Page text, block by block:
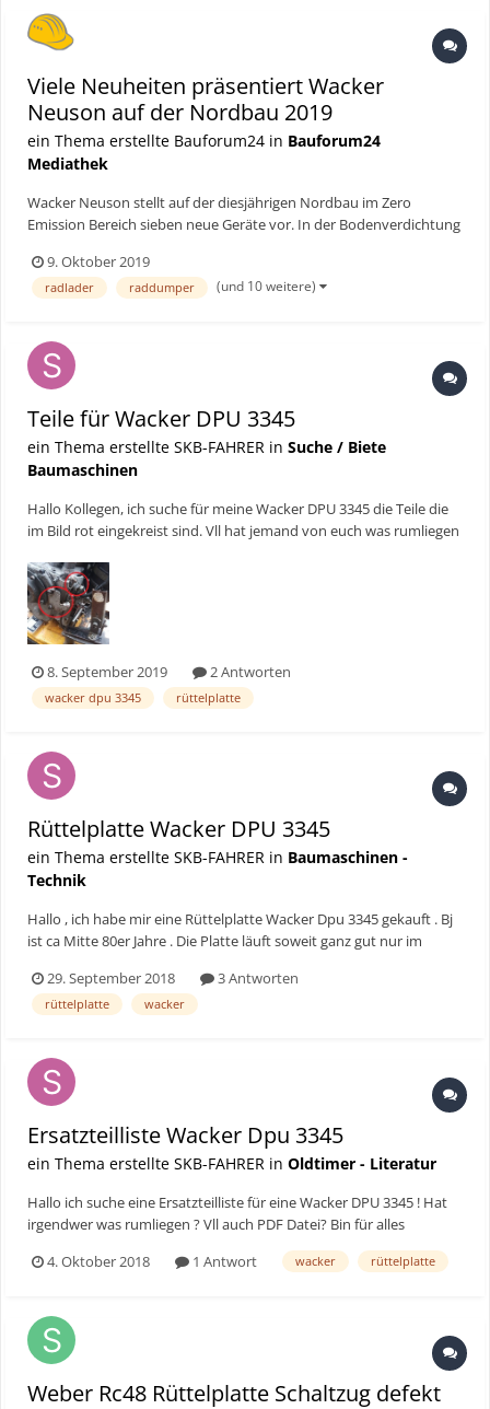
Viele Neuheiten präsentiert Wacker
Neuson auf der Nordbau 2019
ein Thema erstellte Bauforum24 in Bauforum24
Mediathek
Wacker Neuson stellt auf der diesjährigen Nordbau im Zero
Emission Bereich sieben neue Geräte vor. In der Bodenverdichtung
Rüttelplatten AP1840e, AP1850e und den AP1860e. Im Bereich
Betontechnik stellt Wacker Neuson erstmalig den kabellosen
9. Oktober 2019
radlader raddumper (und 10 weitere)
Teile für Wacker DPU 3345
ein Thema erstellte SKB-FAHRER in Suche / Biete
Baumaschinen
Hallo Kollegen, ich suche für meine Wacker DPU 3345 die Teile die
im Bild rot eingekreist sind. Vll hat jemand von euch was rumliegen
8. September 2019 2 Antworten
wacker dpu 3345 rüttelplatte
Rüttelplatte Wacker DPU 3345
ein Thema erstellte SKB-FAHRER in Baumaschinen -
Technik
Hallo , ich habe mir eine Rüttelplatte Wacker Dpu 3345 gekauft . Bj
ist ca Mitte 80er Jahre . Die Platte läuft soweit ganz gut nur im
könnte das Problem sein?? Habe das Öl im " Handgriff" schon
nachgefüllt , bin ca 0,5 mm unter dem ang...
29. September 2018 3 Antworten
rüttelplatte wacker
Ersatzteilliste Wacker Dpu 3345
ein Thema erstellte SKB-FAHRER in Oldtimer - Literatur
Hallo ich suche eine Ersatzteilliste für eine Wacker DPU 3345 ! Hat
irgendwer was rumliegen ? Vll auch PDF Datei? Bin für alles
4. Oktober 2018 1 Antwort wacker rüttelplatte
Weber Rc48 Rüttelplatte Schaltzug defekt